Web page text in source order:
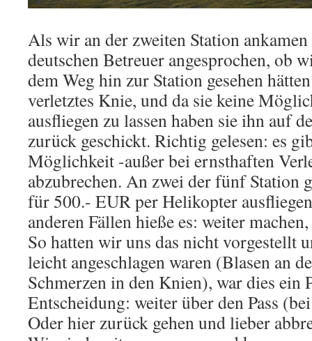
Als wir an der zweiten Station
deutschen Betreuer angesprochen, ob
dem Weg hin zur Station gesehen
verletztes Knie, und da sie keine
ausfliegen zu lassen haben sie ihn auf
zurück geschickt. Richtig gelesen: es
Möglichkeit -außer bei ernsthaften
abzubrechen. An zwei der fünf Station
für 500.- EUR per Helikopter
anderen Fällen hieße es: weiter
So hatten wir uns das nicht vorgestellt
leicht angeschlagen waren (Blasen an
Schmerzen in den Knien), war dies ein
Entscheidung: weiter über den Pass
Oder hier zurück gehen und lieber